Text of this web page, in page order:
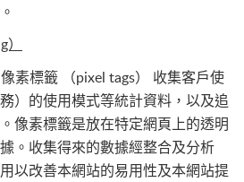
素標籤 （pixel tags） 收集客戶使
）的使用模式等統計資料，以及追
像素標籤是放在特定網頁上的透明
。收集得來的數據經整合及分析
以改善本網站的易用性及本網站提